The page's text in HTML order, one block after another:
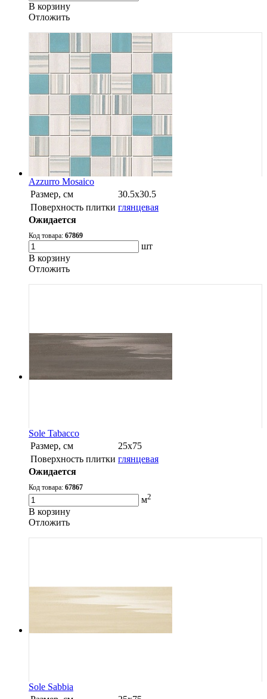
В корзину
Oтложить
Azzurro Mosaico
Размер, см
30.5х30.5
Поверхность плитки глянцевая
Ожидается
Код товара: 67869
шт
В корзину
Oтложить
Sole Tabacco
Размер, см
25х75
Поверхность плитки глянцевая
Ожидается
Код товара: 67867
м2
В корзину
Oтложить
Sole Sabbia